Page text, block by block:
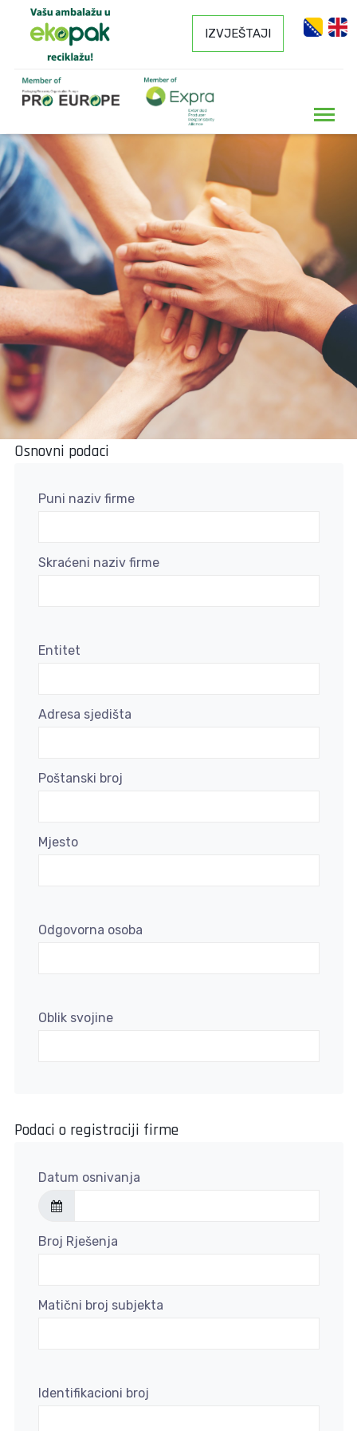
IZVJEŠTAJI
Osnovni podaci
Puni naziv firme
Skraćeni naziv firme
Entitet
Adresa sjedišta
Poštanski broj
Mjesto
Odgovorna osoba
Oblik svojine
Podaci o registraciji firme
Datum osnivanja
Broj Rješenja
Matični broj subjekta
Identifikacioni broj